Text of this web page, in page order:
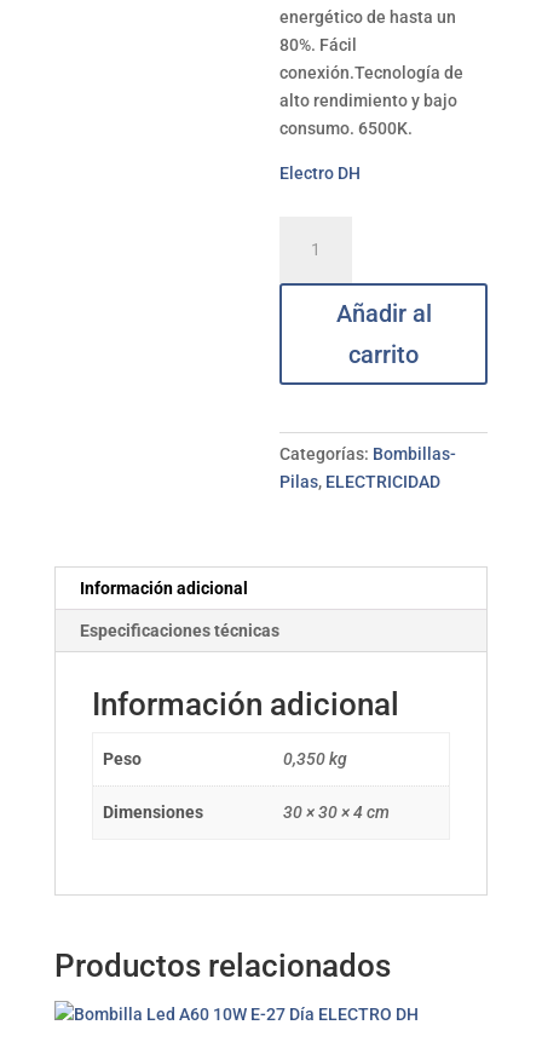
energético de hasta un
80%. Fácil
conexión.Tecnología de
alto rendimiento y bajo
consumo. 6500K.
Electro DH
de
superficie
DH
cantidad
Añadir al
carrito
Categorías: Bombillas-
Pilas, ELECTRICIDAD
Información adicional
Especificaciones técnicas
Información adicional
Peso 0,350 kg
Dimensiones 30 × 30 × 4 cm
Productos relacionados